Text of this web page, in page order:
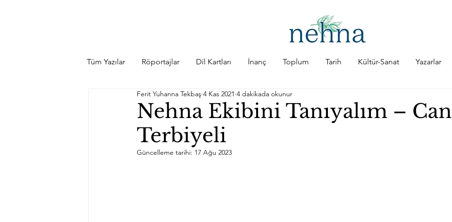
Tüm Yazılar Röportajlar Dil Kartları İnanç Toplum Tarih Kültür-Sanat Yazarlar
Nehna Ekibini Tanıyalım – Can
Terbiyeli
Ferit Yuhanna Tekbaş 4 Kas 2021 4 dakikada okunur
Güncelleme tarihi: 17 Ağu 2023